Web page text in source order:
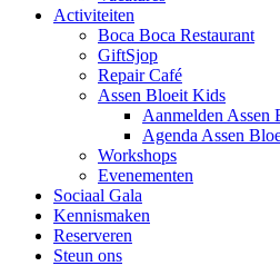
Activiteiten
Boca Boca Restaurant
GiftSjop
Repair Café
Assen Bloeit Kids
Aanmelden Assen
Agenda Assen
Workshops
Evenementen
Sociaal Gala
Kennismaken
Reserveren
Steun ons